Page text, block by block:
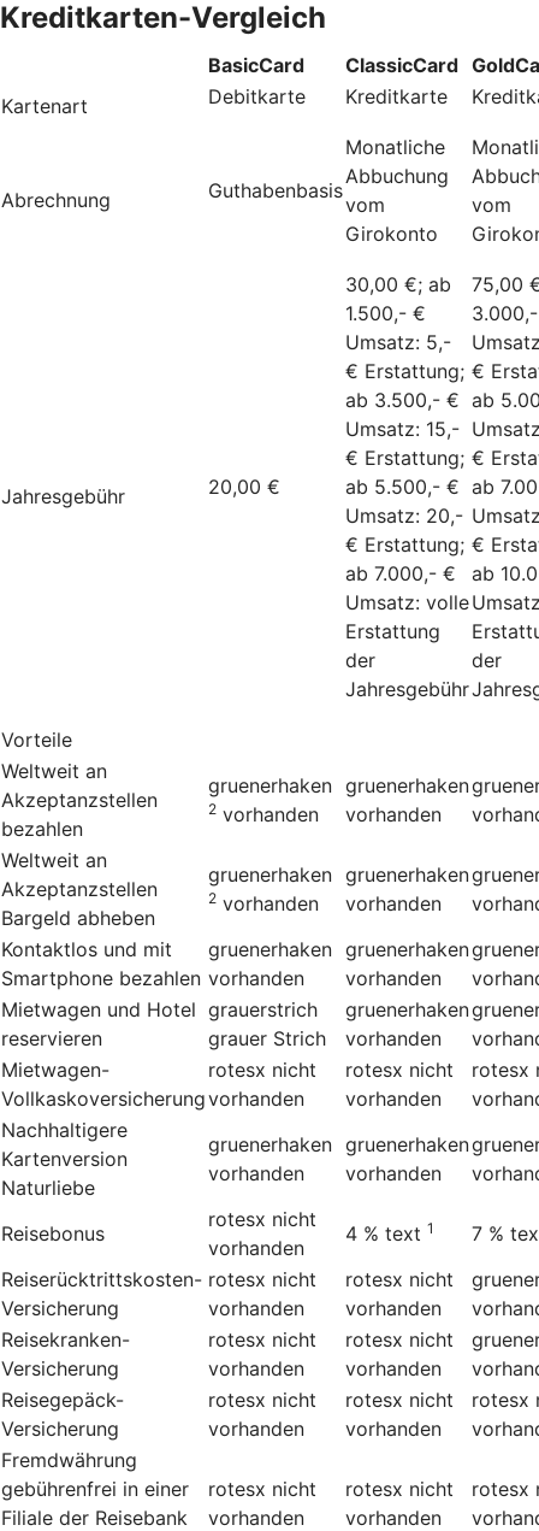
Kreditkarten-Vergleich
BasicCard ClassicCard
Kartenart
Debitkarte Kreditkarte
Abrechnung Guthabenbasis
Monatliche
Abbuchung
vom
Girokonto
vom
Jahresgebühr 20,00 €
30,00 €; ab
1.500,- €
Umsatz: 5,-
€ Erstattung;
ab 3.500,- €
Umsatz: 15,-
€ Erstattung;
ab 5.500,- €
Umsatz: 20,-
€ Erstattung;
ab 7.000,- €
Umsatz: volle
Erstattung
der
Jahresgebühr
75,00
€
ab
€
ab
€
ab
der
Vorteile
Weltweit an
Akzeptanzstellen
bezahlen
gruenerhaken
2 vorhanden
gruenerhaken
vorhanden
Weltweit an
Akzeptanzstellen
Bargeld abheben
gruenerhaken
2 vorhanden
gruenerhaken
vorhanden
Kontaktlos und mit
Smartphone bezahlen
gruenerhaken
vorhanden
gruenerhaken
vorhanden
Mietwagen und Hotel
reservieren
grauerstrich
grauer Strich
gruenerhaken
vorhanden
Mietwagen-
Vollkaskoversicherung
rotesx nicht
vorhanden
rotesx nicht
vorhanden
rotesx
Nachhaltigere
Kartenversion
Naturliebe
gruenerhaken
vorhanden
gruenerhaken
vorhanden
Reisebonus
rotesx nicht
vorhanden
4 % text 1 7 %
Reiserücktrittskosten-
Versicherung
rotesx nicht
vorhanden
rotesx nicht
vorhanden
Reisekranken-
Versicherung
rotesx nicht
vorhanden
rotesx nicht
vorhanden
Reisegepäck-
Versicherung
rotesx nicht
vorhanden
rotesx nicht
vorhanden
rotesx
Fremdwährung
gebührenfrei in einer
Filiale der Reisebank
rotesx nicht
vorhanden
rotesx nicht
vorhanden
rotesx